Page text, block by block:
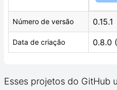
Número de versão 0.15.1
Data de criação 0.8.0
Esses projetos do GitHub